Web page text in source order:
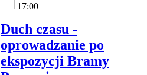
17:00
Duch czasu -
oprowadzanie po
ekspozycji Bramy